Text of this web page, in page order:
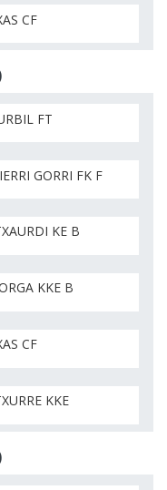
CF
FT
GORRI FK F
KE B
KKE B
CF
KKE